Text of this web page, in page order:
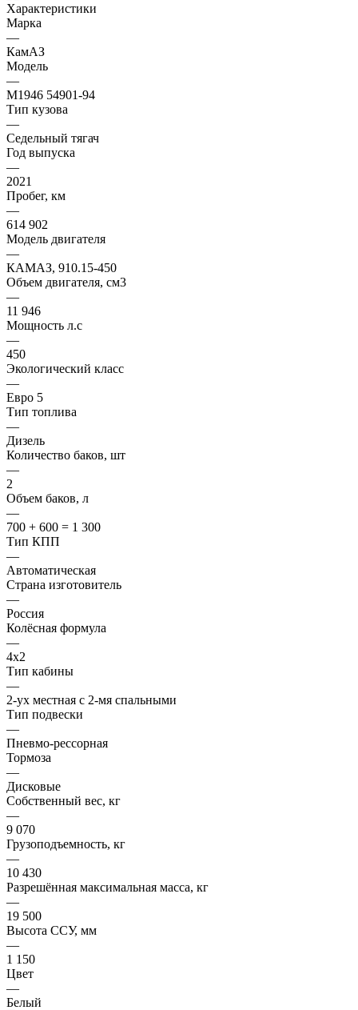
Характеристики
Марка
—
КамАЗ
Модель
—
М1946 54901-94
Тип кузова
—
Седельный тягач
Год выпуска
—
2021
Пробег, км
—
614 902
Модель двигателя
—
КАМАЗ, 910.15-450
Объем двигателя, см3
—
11 946
Мощность л.с
—
450
Экологический класс
—
Евро 5
Тип топлива
—
Дизель
Количество баков, шт
—
2
Объем баков, л
—
700 + 600 = 1 300
Тип КПП
—
Автоматическая
Страна изготовитель
—
Россия
Колёсная формула
—
4x2
Тип кабины
—
2-ух местная с 2-мя спальными
Тип подвески
—
Пневмо-рессорная
Тормоза
—
Дисковые
Собственный вес, кг
—
9 070
Грузоподъемность, кг
—
10 430
Разрешённая максимальная масса, кг
—
19 500
Высота ССУ, мм
—
1 150
Цвет
—
Белый